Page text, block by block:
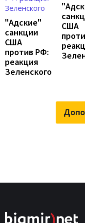
"Адские"
санкции
США
против РФ:
реакция
Зеленского
США